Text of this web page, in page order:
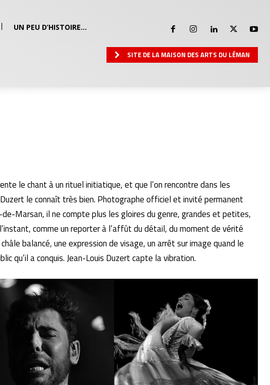
UN PEU D’HISTOIRE…
SITE DE LA MAISON DES ARTS DU LÉMAN
le chant à un rituel initiatique, et que l’on rencontre dans les
le connaît très bien. Photographe officiel et invité permanent
Marsan, il ne compte plus les gloires du genre, grandes et petites,
comme un reporter à l’affût du détail, du moment de vérité
balancé, une expression de visage, un arrêt sur image quand le
qu’il a conquis. Jean-Louis Duzert capte la vibration.